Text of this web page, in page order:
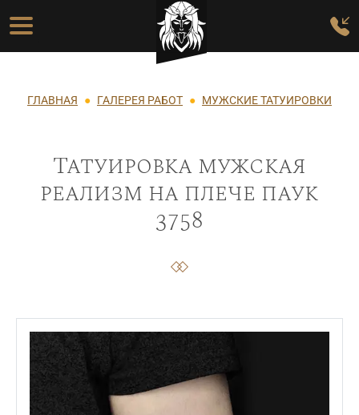
Перейти к основному содержанию
Основная навигация
Строка навигации
ГЛАВНАЯ ГАЛЕРЕЯ РАБОТ МУЖСКИЕ ТАТУИРОВКИ
Татуировка мужская
реализм на плече паук
3758